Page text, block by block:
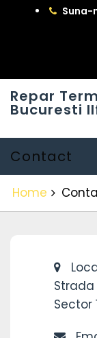
Suna-
Repar
Bucuresti
Contact
Home
Strada
Sector